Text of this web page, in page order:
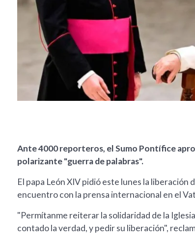
Ante 4000 reporteros, el Sumo Pontífice
polarizante "guerra de palabras".
El papa León XIV pidió este lunes la
encuentro con la prensa internacional en el
"Permítanme reiterar la solidaridad de la
contado la verdad, y pedir su liberación",